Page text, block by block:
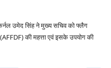
उमेद सिंह ने मुख्य सचिव को फ्लैग
की महत्ता एवं इसके उपयोग की